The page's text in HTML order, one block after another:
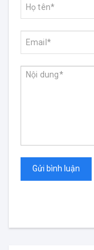
Gửi bình luận